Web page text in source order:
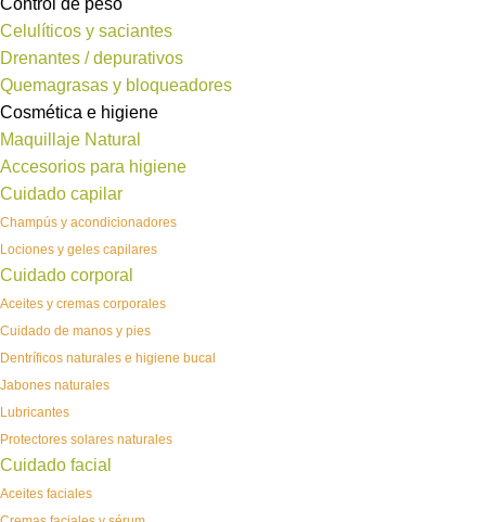
Control de peso
Celulíticos y saciantes
Drenantes / depurativos
Quemagrasas y bloqueadores
Cosmética e higiene
Maquillaje Natural
Accesorios para higiene
Cuidado capilar
Champús y acondicionadores
Lociones y geles capilares
Cuidado corporal
Aceites y cremas corporales
Cuidado de manos y pies
Dentríficos naturales e higiene bucal
Jabones naturales
Lubricantes
Protectores solares naturales
Cuidado facial
Aceites faciales